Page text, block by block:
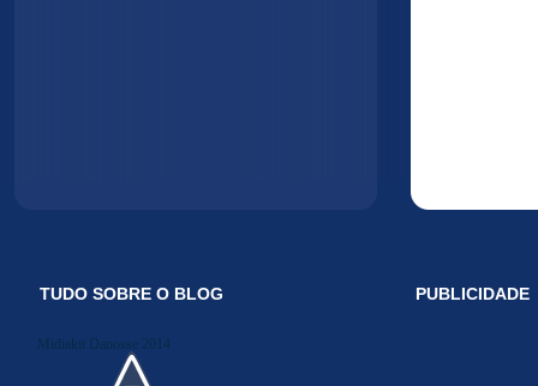
TUDO SOBRE O BLOG
Midiakit Danosse 2014
PUBLICIDADE